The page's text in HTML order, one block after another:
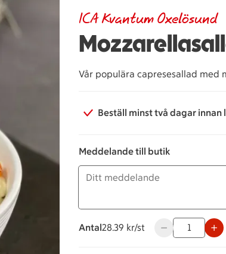
ICA Kvantum Oxelösund
Vår populära capresesallad med
Beställ minst två dagar
Meddelande till butik
Antal
28.39 kronor styck
28.39 kr/st Använd